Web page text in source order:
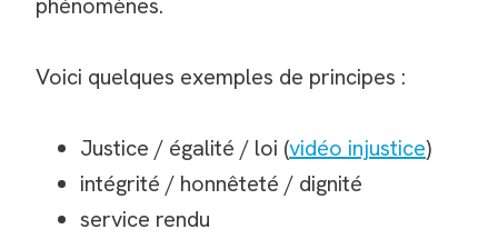
Voici quelques exemples de principes :
Justice / égalité / loi (vidéo injustice)
intégrité / honnêteté / dignité
service rendu